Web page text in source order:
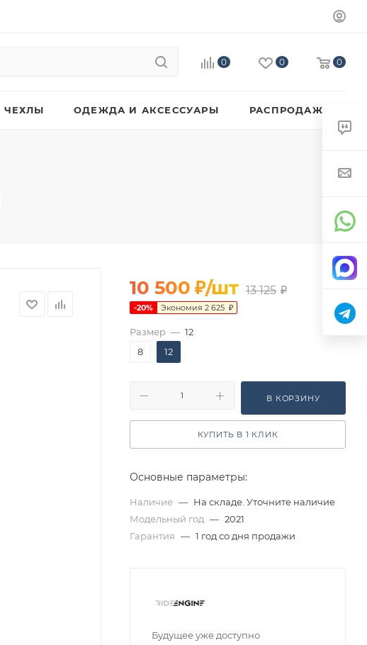
0 0 0
ЧЕХЛЫ ОДЕЖДА И АКСЕССУАРЫ РАСПРОДАЖА
10 500 ₽/шт 13 125 ₽
-20% Экономия 2 625 ₽
Размер — 12
8
12
В КОРЗИНУ
КУПИТЬ В 1 КЛИК
Основные параметры:
Наличие — На складе. Уточните наличие
Модельный год — 2021
Гарантия — 1 год со дня продажи
Будущее уже доступно